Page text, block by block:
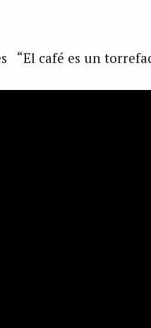
“El café es un